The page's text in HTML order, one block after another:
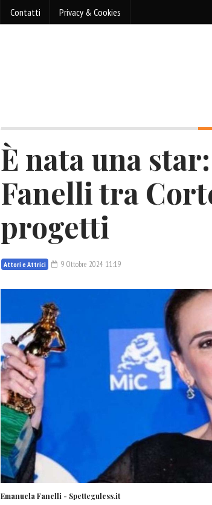
Contatti Privacy & Cookies
È nata una
Fanelli tra
progetti
Attori e Attrici 9 Ottobre 2024 11:19
Emanuela Fanelli - Spetteguless.it